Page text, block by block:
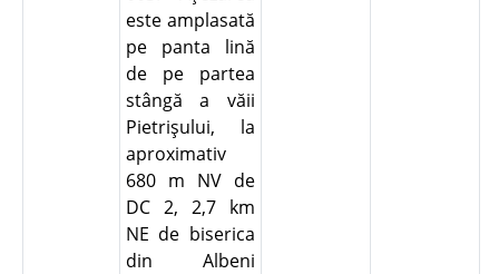
este amplasată
pe panta lină
de pe partea
stângă a văii
Pietrişului, la
aproximativ
680 m NV de
DC 2, 2,7 km
NE de biserica
din Albeni